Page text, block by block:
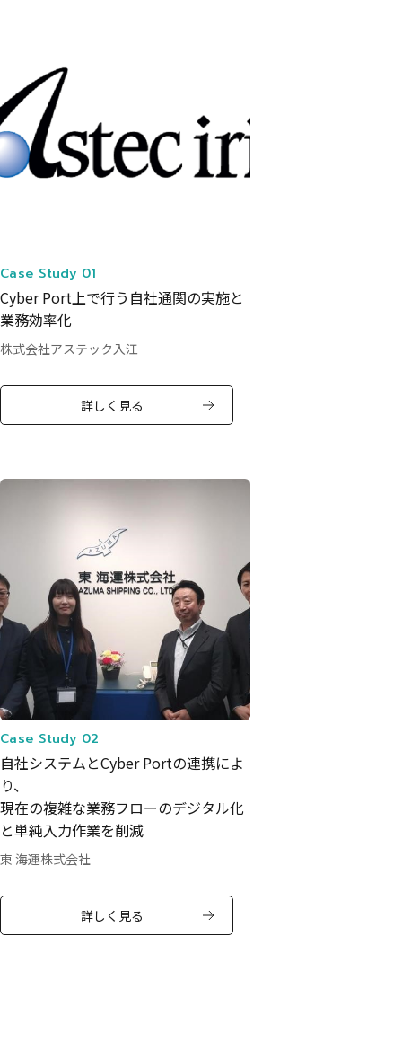
Case Study 01
Cyber Port上で行う自社通関の実施と
業務効率化
株式会社アステック入江
詳しく見る
Case Study 02
自社システムとCyber Portの連携によ
り、
現在の複雑な業務フローのデジタル化
と単純入力作業を削減
東 海運株式会社
詳しく見る